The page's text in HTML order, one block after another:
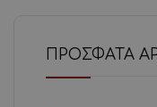
ΠΡΌΣΦΑΤΑ